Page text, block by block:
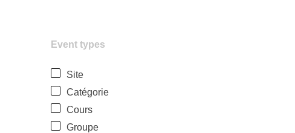
Event types
Site
Catégorie
Cours
Groupe